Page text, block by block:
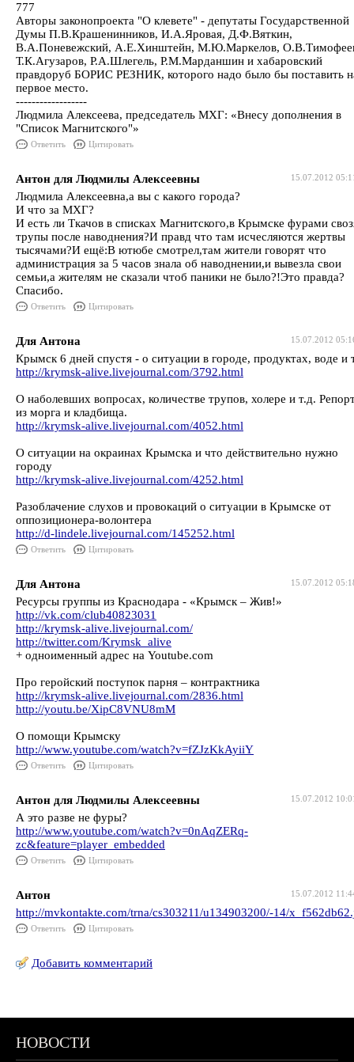
777
Авторы законопроекта "О клевете" - депутаты Государственной
Думы П.В.Крашенинников, И.А.Яровая, Д.Ф.Вяткин,
В.А.Поневежский, А.Е.Хинштейн, М.Ю.Маркелов,
Т.К.Агузаров, Р.А.Шлегель, Р.М.Марданшин и хабаровский
правдоруб БОРИС РЕЗНИК, которого надо было бы поставить
первое место.
------------------
Людмила Алексеева, председатель МХГ: «Внесу дополнения в
"Cписок Магнитского"»
Ответить Цитировать
15.07.2012
Антон для Людмилы Алексеевны
Людмила Алексеевна,а вы с какого города?
И что за МХГ?
И есть ли Ткачов в списках Магнитского,в Крымске фурами
трупы после наводнения?И правд что там исчесляются жертвы
тысячами?И ещё:В ютюбе смотрел,там жители говорят что
администрация за 5 часов знала об наводнении,и вывезла свои
семьи,а жителям не сказали чтоб паники не было?!Это правда?
Спасибо.
Ответить Цитировать
15.07.2012
Для Антона
Крымск 6 дней спустя - о ситуации в городе, продуктах, воде и
http://krymsk-alive.livejournal.com/3792.html
О наболевших вопросах, количестве трупов, холере и т.д.
из морга и кладбища.
http://krymsk-alive.livejournal.com/4052.html
О ситуации на окраинах Крымска и что действительно нужно
городу
http://krymsk-alive.livejournal.com/4252.html
Разоблачение слухов и провокаций о ситуации в Крымске от
оппозиционера-волонтера
http://d-lindele.livejournal.com/145252.html
Ответить Цитировать
15.07.2012
Для Антона
Ресурсы группы из Краснодара - «Крымск – Жив!»
http://vk.com/club40823031
http://krymsk-alive.livejournal.com/
http://twitter.com/Krymsk_alive
+ одноименный адрес на Youtube.com
Про геройский поступок парня – контрактника
http://krymsk-alive.livejournal.com/2836.html
http://youtu.be/XipC8VNU8mM
О помощи Крымску
http://www.youtube.com/watch?v=fZJzKkAyiiY
Ответить Цитировать
15.07.2012
Антон для Людмилы Алексеевны
А это разве не фуры?
http://www.youtube.com/watch?v=0nAqZERq-
zc&feature=player_embedded
Ответить Цитировать
15.07.2012
Антон
http://mvkontakte.com/trna/cs303211/u134903200/-14/
Ответить Цитировать
Добавить комментарий
НОВОСТИ